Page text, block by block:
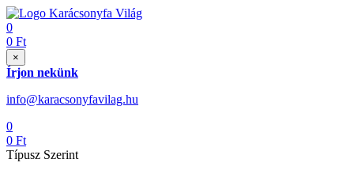
0
0 Ft
×
Írjon nekünk
info@karacsonyfavilag.hu
0
0 Ft
Típusz Szerint